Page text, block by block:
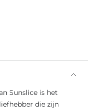
Sunslice is het
die zijn